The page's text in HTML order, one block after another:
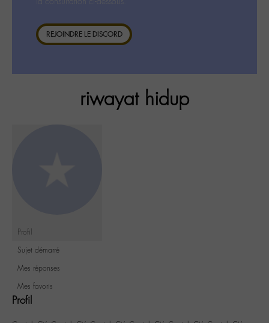
REJOINDRE LE DISCORD
riwayat hidup
Profil
Sujet démarré
Mes réponses
Mes favoris
Profil